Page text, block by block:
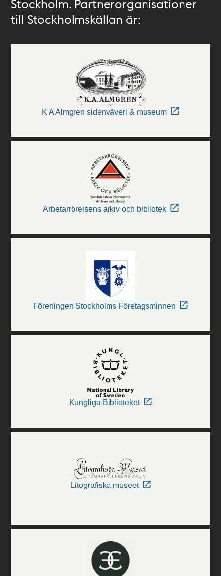
Stockholm. Partnerorganisationer
till Stockholmskällan är:
K A Almgren sidenväveri & museum
Arbetarrörelsens arkiv och bibliotek
Föreningen Stockholms Företagsminnen
Kungliga Biblioteket
Litografiska museet